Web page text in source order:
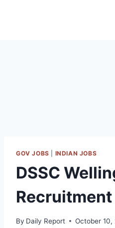
GOV JOBS INDIAN JOBS
DSSC
By Daily Report October 10,